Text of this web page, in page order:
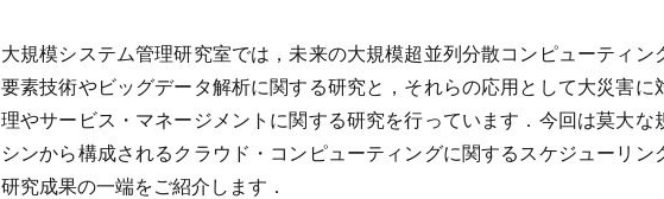
大規模システム管理研究室では，未来の大規模超並列分散コンピューティン
要素技術やビッグデータ解析に関する研究と，それらの応用として大災害に
理やサービス・マネージメントに関する研究を行っています．今回は莫大な
シンから構成されるクラウド・コンピューティングに関するスケジューリン
研究成果の一端をご紹介します．